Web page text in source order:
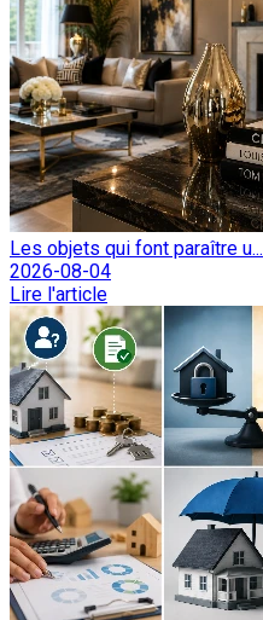
Les objets qui font paraître u...
2026-08-04
Lire l'article